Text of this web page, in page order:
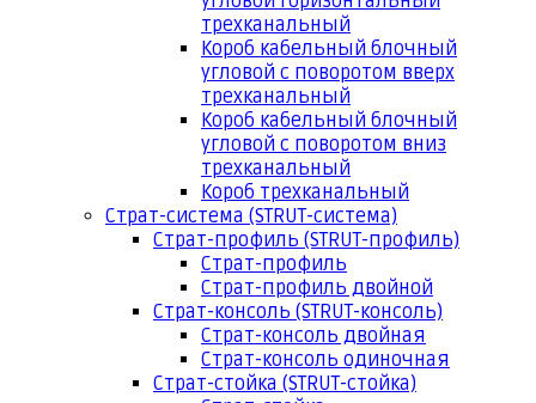
трехканальный
Короб кабельный блочный
угловой с поворотом вверх
трехканальный
Короб кабельный блочный
угловой с поворотом вниз
трехканальный
Короб трехканальный
Страт-система (STRUT-система)
Страт-профиль (STRUT-профиль)
Страт-профиль
Страт-профиль двойной
Страт-консоль (STRUT-консоль)
Страт-консоль двойная
Страт-консоль одиночная
Страт-стойка (STRUT-стойка)